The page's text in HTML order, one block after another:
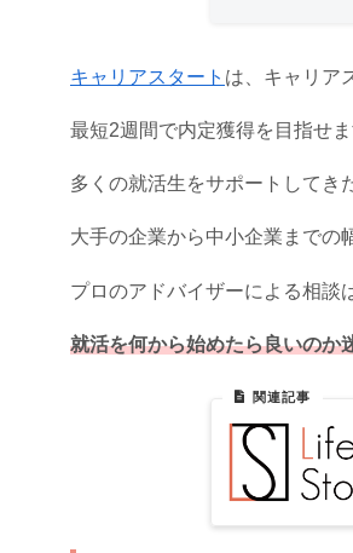
キャリアスタート は、キャリア
最短2週間で内定獲得を目指せま
多くの就活生をサポートしてき
大手の企業から中小企業までの
プロのアドバイザーによる相談
就活を何から始めたら良いのか